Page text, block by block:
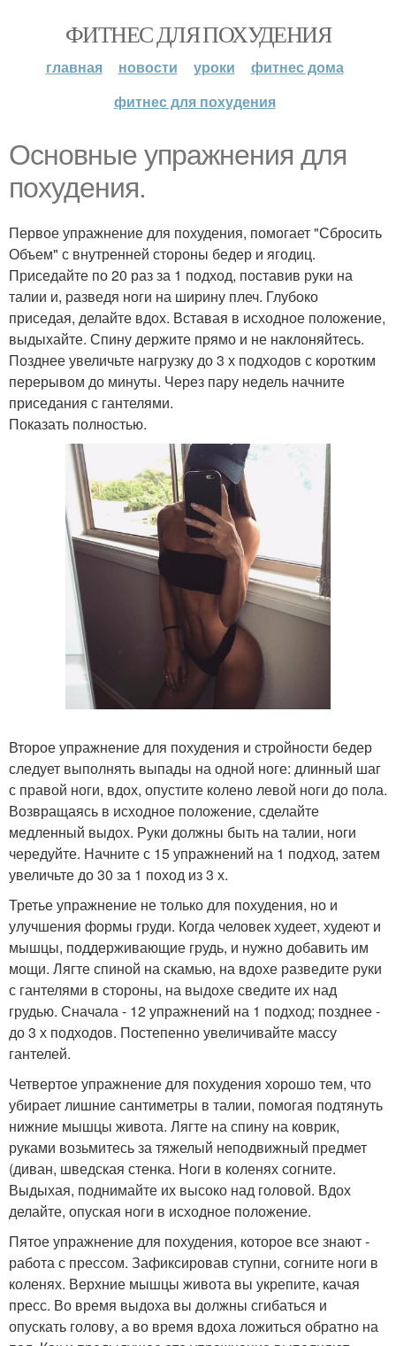
ФИТНЕС ДЛЯ ПОХУДЕНИЯ
главная новости уроки
фитнес дома
фитнес для похудения
Основные упражнения для
похудения.
Первое упражнение для похудения, помогает "Сбросить
Объем" с внутренней стороны бедер и ягодиц.
Приседайте по 20 раз за 1 подход, поставив руки на
талии и, разведя ноги на ширину плеч. Глубоко
приседая, делайте вдох. Вставая в исходное положение,
выдыхайте. Спину держите прямо и не наклоняйтесь.
Позднее увеличьте нагрузку до 3 х подходов с коротким
перерывом до минуты. Через пару недель начните
приседания с гантелями.
Показать полностью.
Второе упражнение для похудения и стройности бедер
следует выполнять выпады на одной ноге: длинный шаг
с правой ноги, вдох, опустите колено левой ноги до пола.
Возвращаясь в исходное положение, сделайте
медленный выдох. Руки должны быть на талии, ноги
чередуйте. Начните с 15 упражнений на 1 подход, затем
увеличьте до 30 за 1 поход из 3 х.
Третье упражнение не только для похудения, но и
улучшения формы груди. Когда человек худеет, худеют и
мышцы, поддерживающие грудь, и нужно добавить им
мощи. Лягте спиной на скамью, на вдохе разведите руки
с гантелями в стороны, на выдохе сведите их над
грудью. Сначала - 12 упражнений на 1 подход; позднее -
до 3 х подходов. Постепенно увеличивайте массу
гантелей.
Четвертое упражнение для похудения хорошо тем, что
убирает лишние сантиметры в талии, помогая подтянуть
нижние мышцы живота. Лягте на спину на коврик,
руками возьмитесь за тяжелый неподвижный предмет
(диван, шведская стенка. Ноги в коленях согните.
Выдыхая, поднимайте их высоко над головой. Вдох
делайте, опуская ноги в исходное положение.
Пятое упражнение для похудения, которое все знают -
работа с прессом. Зафиксировав ступни, согните ноги в
коленях. Верхние мышцы живота вы укрепите, качая
пресс. Во время выдоха вы должны сгибаться и
опускать голову, а во время вдоха ложиться обратно на